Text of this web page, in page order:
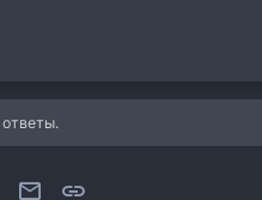
WhatsAppЭлектронная почта